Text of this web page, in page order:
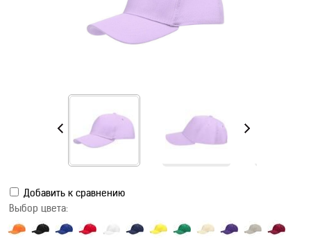
Добавить к сравнению
Выбор цвета: